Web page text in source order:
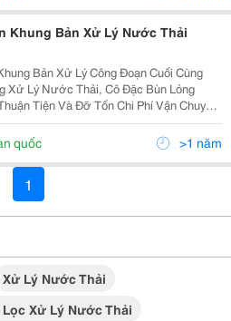
Khung Bản Xử Lý Nước Thải
Bản Xử Lý Công Đoạn Cuối Cùng
Xử Lý Nước Thải, Cô Đặc Bùn Lỏng
Tiện Và Đỡ Tốn Chi Phí Vận Chuyển
Lý Tiếp Theo. Công Nghệ Ép Bùn Đỡ
Hơn Khi Sử Dụng Sân Phơi. Bùn Qua Xử
quốc >1 năm
1
Xử Lý Nước Thải
Xử Lý Nước Thải